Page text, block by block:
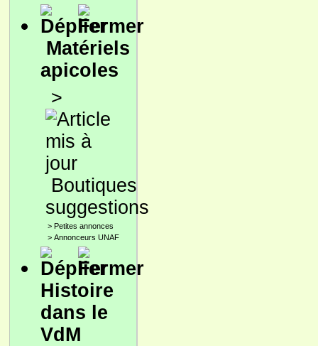
Matériels
apicoles
>
Boutiques
suggestions
> Petites annonces
> Annonceurs UNAF
Histoire
dans le
VdM